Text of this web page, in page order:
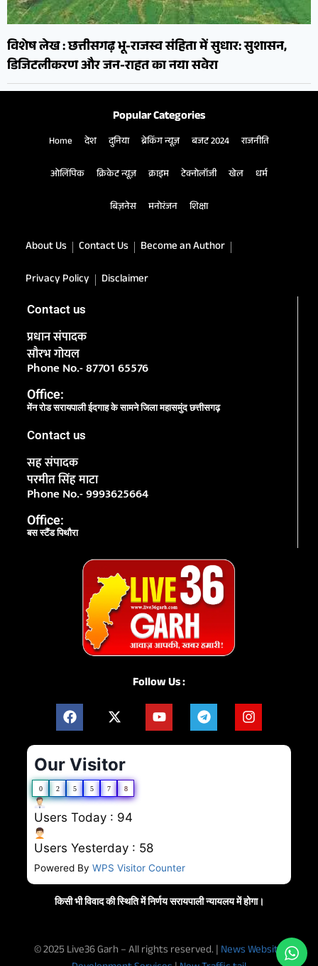
विशेष लेख : छत्तीसगढ़ भू-राजस्व संहिता में सुधार: सुशासन,
डिजिटलीकरण और जन-राहत का नया सवेरा
Popular Categories
Home देश दुनिया ब्रेकिंग न्यूज़ बजट 2024 राजनीति
ओलिंपिक क्रिकेट न्यूज़ क्राइम टेक्नोलॉजी खेल धर्म
बिज़नेस मनोरंजन शिक्षा
About Us Contact Us
Become an Author
Privacy Policy
Disclaimer
Contact us
प्रधान संपादक
सौरभ गोयल
Phone No.- 87701 65576
Office:
मेंन रोड सरायपाली ईदगाह के सामने जिला महासमुंद छत्तीसगढ़
Contact us
सह संपादक
परमीत सिंह माटा
Phone No.- 9993625664
Office:
बस स्टैंड पिथौरा
Follow Us :
Our Visitor
0 2 5 5 7 8
Users Today : 94
Users Yesterday : 58
Powered By WPS Visitor Counter
किसी भी विवाद की स्थिति में निर्णय सरायपाली न्यायलय में होगा।
© 2025 Live36 Garh – All rights reserved. | News Website